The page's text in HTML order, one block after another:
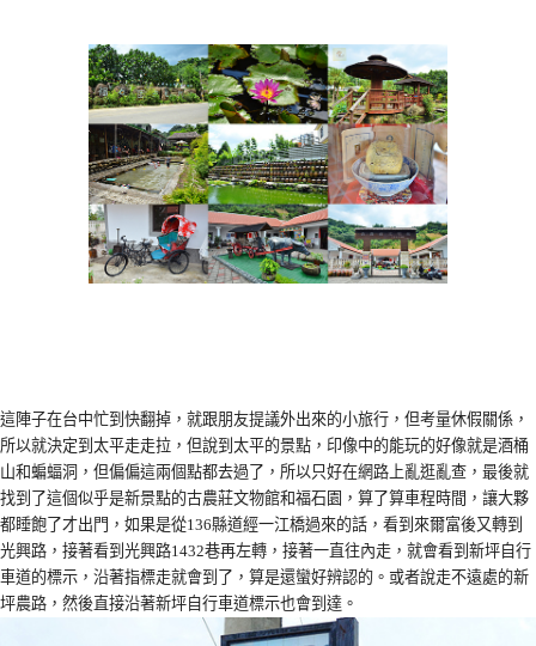
這陣子在台中忙到快翻掉，就跟朋友提議外出來的小旅行，但考量休假關係，
所以就決定到太平走走拉，但說到太平的景點，印像中的能玩的好像就是酒桶
山和蝙蝠洞，但偏偏這兩個點都去過了，所以只好在網路上亂逛亂查，最後就
找到了這個似乎是新景點的古農莊文物館和福石園，算了算車程時間，讓大夥
都睡飽了才出門，如果是從136縣道經一江橋過來的話，看到來爾富後又轉到
光興路，接著看到光興路1432巷再左轉，接著一直往內走，就會看到新坪自行
車道的標示，沿著指標走就會到了，算是還蠻好辨認的。或者說走不遠處的新
坪農路，然後直接沿著新坪自行車道標示也會到達。